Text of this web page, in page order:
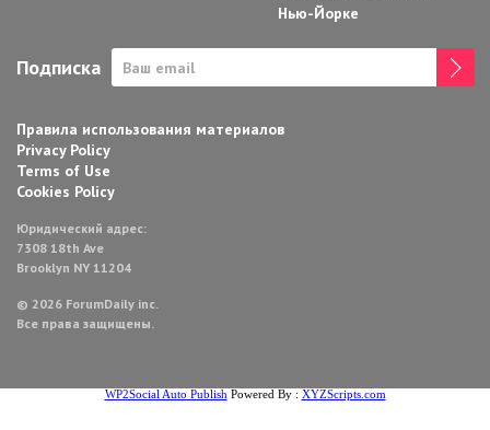
Нью-Йорке
Подписка
Правила использования материалов
Privacy Policy
Terms of Use
Cookies Policy
Юридический адрес:
7308 18th Ave
Brooklyn NY 11204
© 2026 ForumDaily inc.
Все права защищены.
WP2Social Auto Publish Powered By : XYZScripts.com